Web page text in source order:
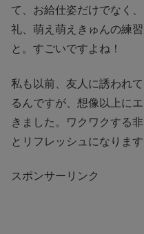
て、お給仕姿だけでなく
礼、萌え萌えきゅんの練
と。すごいですよね！
私も以前、友人に誘われ
るんですが、想像以上に
きました。ワクワクする
とリフレッシュになります
スポンサーリンク